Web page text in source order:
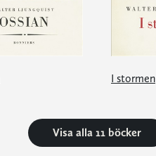
I stormen
Visa alla 11 böcker